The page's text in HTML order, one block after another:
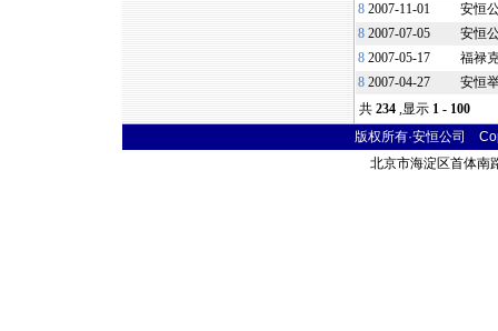
8 2007-11-01
安恒
8 2007-07-05
安恒
8 2007-05-17
福禄
8 2007-04-27
安恒
共 234 ,显示 1 - 100
版权所有·安恒公司
北京市海淀区首体南路9号